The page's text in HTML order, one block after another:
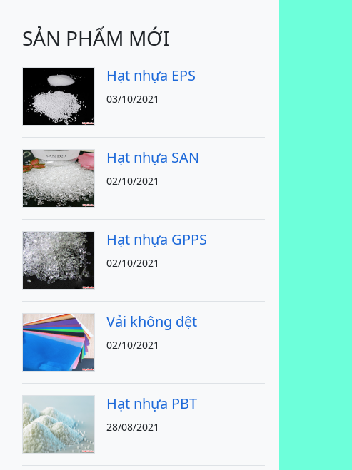
SẢN PHẨM MỚI
Hạt nhựa EPS
03/10/2021
Hạt nhựa SAN
02/10/2021
Hạt nhựa GPPS
02/10/2021
Vải không dệt
02/10/2021
Hạt nhựa PBT
28/08/2021